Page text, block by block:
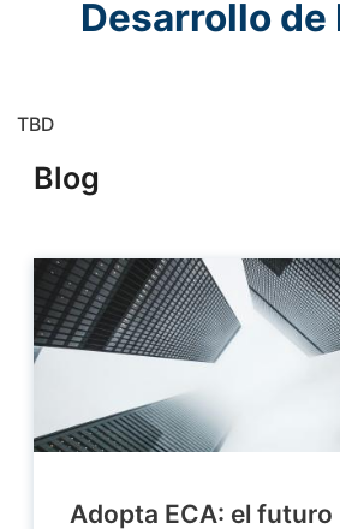
Desarrollo de
TBD
Blog
Adopta ECA: el futuro